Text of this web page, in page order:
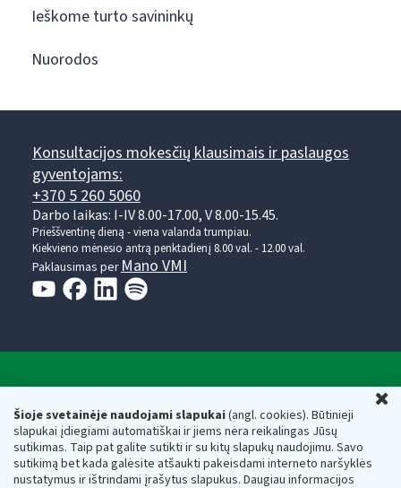
Šioje svetainėje naudojami slapukai(angl. cookies). Būtinieji
slapukai įdiegiami automatiškai ir jiems nėra reikalingas Jūsų
sutikimas. Taip pat galite sutikti ir su kitų slapukų naudojimu. Savo
sutikimą bet kada galėsite atšaukti pakeisdami interneto naršyklės
nustatymus ir ištrindami įrašytus slapukus. Daugiau informacijos
Ieškome turto savininkų
Nuorodos
Konsultacijos mokesčių klausimais ir paslaugos
gyventojams:
+370 5 260 5060
Darbo laikas: I-IV 8.00-17.00, V 8.00-15.45.
Prieššventinę dieną - viena valanda trumpiau.
Kiekvieno mėnesio antrą penktadienį 8.00 val. - 12.00 val.
Paklausimas per Mano VMI
Respublikos finansų ministerijos
Biudžetinė įstaiga. Juridinio asmens kodas — 188659752,
adresas: Vasario 16-osios g. 14, 01107 Vilnius, Lietuva, el.paštas:
vmi@vmi.lt, E. pristatymo dėžutės adresas 188659752